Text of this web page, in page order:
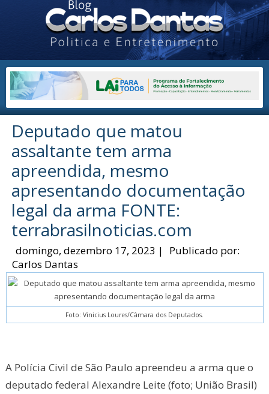
Deputado que matou
assaltante tem arma
apreendida, mesmo
apresentando documentação
legal da arma FONTE:
terrabrasilnoticias.com
domingo, dezembro 17, 2023 |
Publicado por:
Carlos Dantas
Foto: Vinicius Loures/Câmara dos Deputados.
A Polícia Civil de São Paulo apreendeu a arma que o
deputado federal Alexandre Leite (foto; União Brasil)